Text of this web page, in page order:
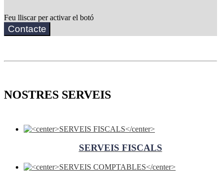
Feu lliscar per activar el botó
Contacte
NOSTRES SERVEIS
SERVEIS FISCALS